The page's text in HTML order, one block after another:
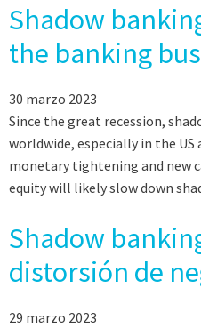
Shadow
the banking
30 marzo 2023
Since the great recession,
worldwide, especially in the US
monetary tightening and new
equity will likely slow down
Shadow
distorsión de
29 marzo 2023